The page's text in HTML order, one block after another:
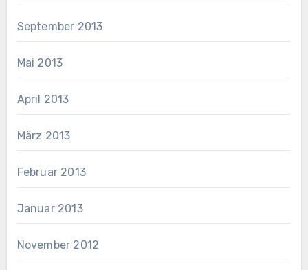
September 2013
Mai 2013
April 2013
März 2013
Februar 2013
Januar 2013
November 2012